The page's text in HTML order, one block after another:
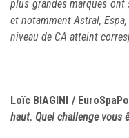
plus grandes marques
et notamment Astral,
niveau de CA atteint
Loïc BIAGINI /
haut. Quel challenge vous